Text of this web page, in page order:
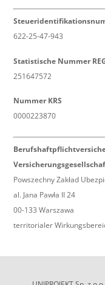
622-25-47-943
Statistische Nummer
251647572
Nummer KRS
0000223870
Powszechny Zakład
al. Jana Pawła II 24
00-133 Warszawa
territorialer